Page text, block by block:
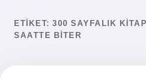
Yasal Uyarı
ETIKET: 300 SAYFALIK
SAATTE BITER